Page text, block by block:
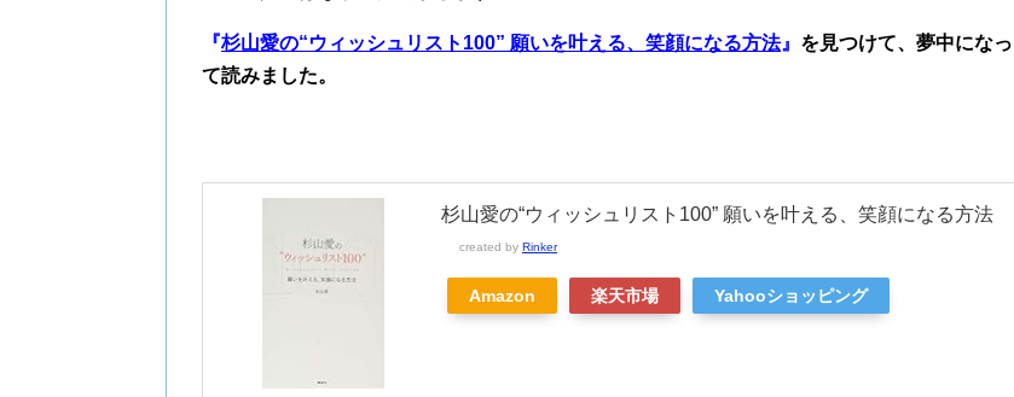
『杉山愛の“ウィッシュリスト100” 願いを叶える、笑顔になる方法』 を見つけて、夢中になっ
て読みました。
杉山愛の“ウィッシュリスト100” 願いを叶える、笑顔になる方法
created by Rinker
Amazon 楽天市場 Yahooショッピング